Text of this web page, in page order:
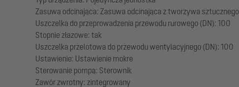
Zasuwa odcinająca: Zasuwa odcinająca z tworzywa sztucznego
Uszczelka do przeprowadzenia przewodu rurowego (DN): 100
Stopnie złazowe: tak
Uszczelka przelotowa do przewodu wentylacyjnego (DN): 100
Ustawienie: Ustawienie mokre
Sterowanie pompą: Sterownik
Zawór zwrotny: zintegrowany